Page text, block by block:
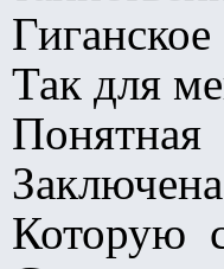
Так для
Которую